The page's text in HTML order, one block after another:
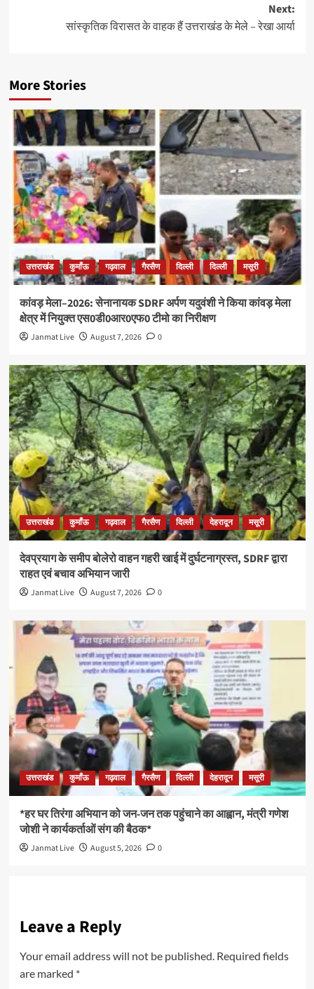
Next:
सांस्कृतिक विरासत के वाहक हैं उत्तराखंड के मेले – रेखा आर्या
More Stories
उत्तराखंड कुमाँऊ गढ़वाल गैरसैण दिल्ली दिल्ली मसूरी
कांवड़ मेला–2026: सेनानायक SDRF अर्पण यदुवंशी ने किया कांवड़ मेला
क्षेत्र में नियुक्त एस0डी0आर0एफ0 टीमो का निरीक्षण
Janmat Live August 7, 2026 0
उत्तराखंड कुमाँऊ गढ़वाल गैरसैण दिल्ली देहरादून मसूरी
देवप्रयाग के समीप बोलेरो वाहन गहरी खाई में दुर्घटनाग्रस्त, SDRF द्वारा
राहत एवं बचाव अभियान जारी
Janmat Live August 7, 2026 0
उत्तराखंड कुमाँऊ गढ़वाल गैरसैण दिल्ली देहरादून मसूरी
*हर घर तिरंगा अभियान को जन-जन तक पहुंचाने का आह्वान, मंत्री गणेश
जोशी ने कार्यकर्ताओं संग की बैठक*
Janmat Live August 5, 2026 0
Leave a Reply
Your email address will not be published. Required fields
are marked *